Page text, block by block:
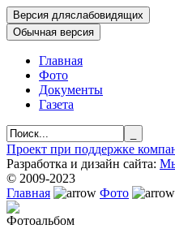
Главная
Фото
Документы
Газета
Проект при поддержке
Разработка и дизайн сайта:
© 2009-2023
Главная
Фото
Фотоальбом